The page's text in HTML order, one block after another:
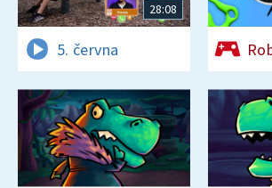
28:08
5. června